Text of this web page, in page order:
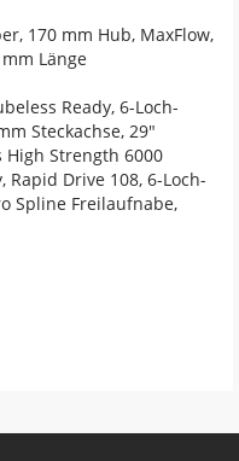
170 mm Hub, MaxFlow,
Länge
Ready, 6-Loch-
Steckachse, 29"
High Strength 6000
Rapid Drive 108, 6-Loch-
Spline Freilaufnabe,